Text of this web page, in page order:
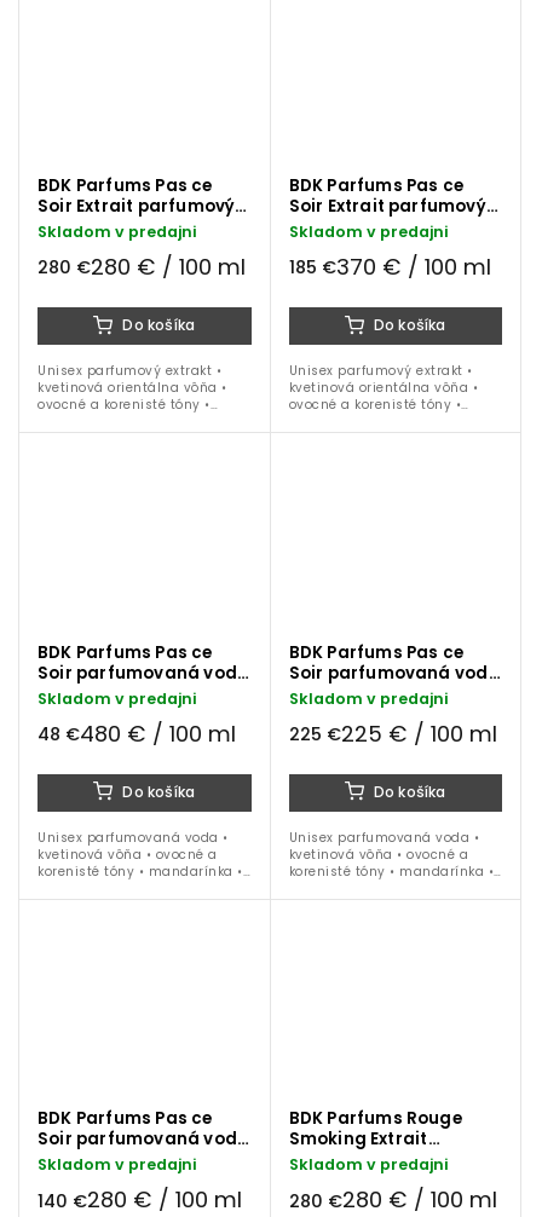
BDK Parfums Pas ce
Soir Extrait parfumový
extrakt 100 ml
Skladom v predajni
280 €280 € / 100 ml
Do košíka
Unisex parfumový extrakt •
kvetinová orientálna vôňa •
ovocné a korenisté tóny •
hruška • jazmín • kašmeran •
BDK Parfums Pas ce
Soir Extrait parfumový
extrakt 50 ml
Skladom v predajni
185 €370 € / 100 ml
Do košíka
Unisex parfumový extrakt •
kvetinová orientálna vôňa •
ovocné a korenisté tóny •
hruška • jazmín • kašmeran •
BDK Parfums Pas ce
Soir parfumovaná voda
10 ml
Skladom v predajni
48 €480 € / 100 ml
Do košíka
Unisex parfumovaná voda •
kvetinová vôňa • ovocné a
korenisté tóny • mandarínka •
kašmeran • pačuli • ideálna
BDK Parfums Pas ce
Soir parfumovaná voda
100 ml
Skladom v predajni
225 €225 € / 100 ml
Do košíka
Unisex parfumovaná voda •
kvetinová vôňa • ovocné a
korenisté tóny • mandarínka •
kašmeran • pačuli • ideálna
BDK Parfums Pas ce
Soir parfumovaná voda
50 ml
Skladom v predajni
140 €280 € / 100 ml
BDK Parfums Rouge
Smoking Extrait
parfumový extrakt 100
Skladom v predajni
280 €280 € / 100 ml